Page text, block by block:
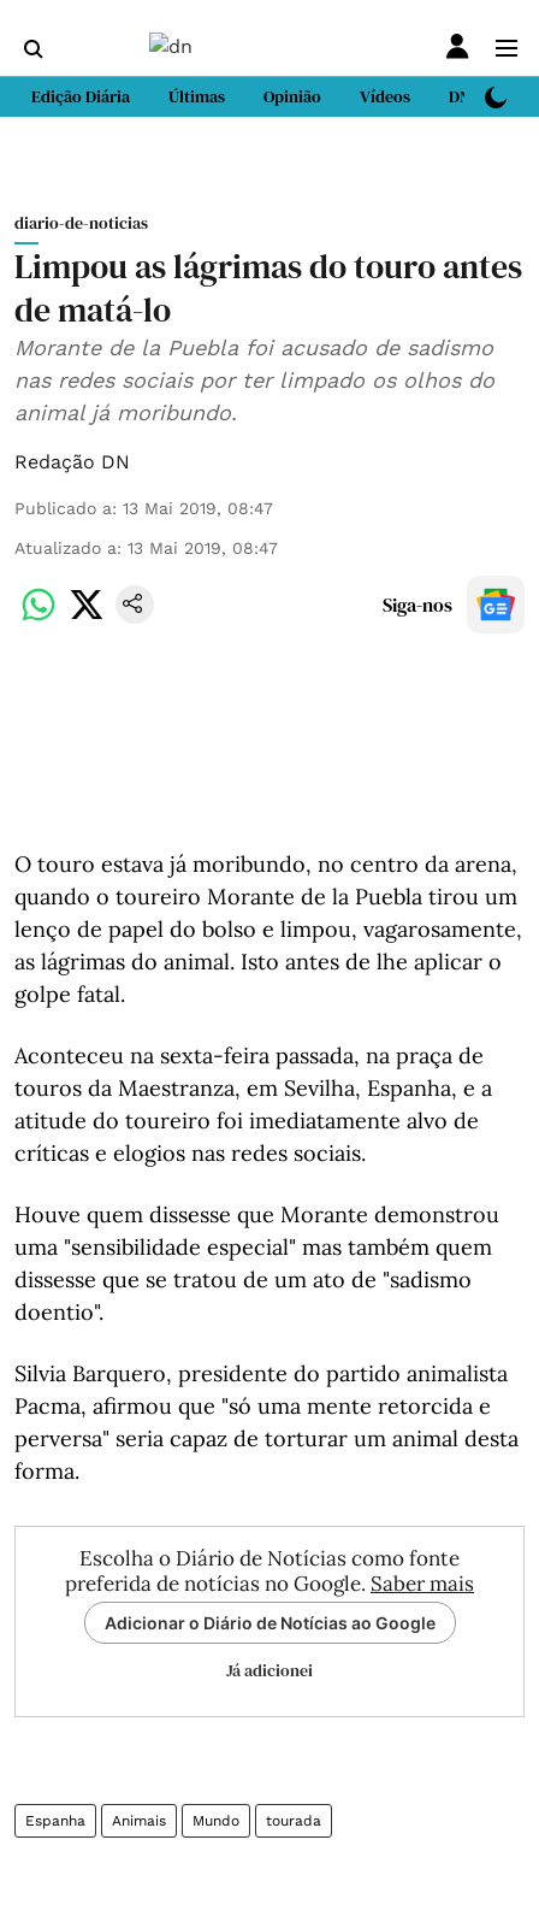
Edição Diária Últimas Opinião Vídeos DN Sport
diario-de-noticias
Limpou as lágrimas do touro antes
de matá-lo
Morante de la Puebla foi acusado de sadismo
nas redes sociais por ter limpado os olhos do
animal já moribundo.
Redação DN
Publicado a: 13 Mai 2019, 08:47
Atualizado a: 13 Mai 2019, 08:47
Siga-nos
O touro estava já moribundo, no centro da arena,
quando o toureiro Morante de la Puebla tirou um
lenço de papel do bolso e limpou, vagarosamente,
as lágrimas do animal. Isto antes de lhe aplicar o
golpe fatal.
Aconteceu na sexta-feira passada, na praça de
touros da Maestranza, em Sevilha, Espanha, e a
atitude do toureiro foi imediatamente alvo de
críticas e elogios nas redes sociais.
Houve quem dissesse que Morante demonstrou
uma "sensibilidade especial" mas também quem
dissesse que se tratou de um ato de "sadismo
doentio".
Silvia Barquero, presidente do partido animalista
Pacma, afirmou que "só uma mente retorcida e
perversa" seria capaz de torturar um animal desta
forma.
Escolha o Diário de Notícias como fonte
preferida de notícias no Google. Saber mais
Adicionar o Diário de Notícias ao Google
Já adicionei
Espanha Animais Mundo tourada